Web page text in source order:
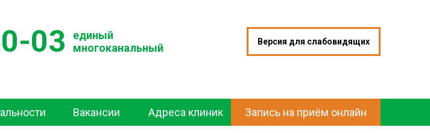
03
единый
многоканальный
Версия для слабовидящих
Вакансии Адреса клиник Запись на приём онлайн